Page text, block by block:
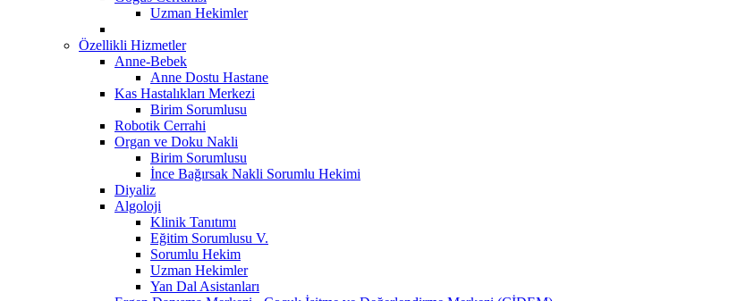
Uzman Hekimler
Özellikli Hizmetler
Anne-Bebek
Anne Dostu Hastane
Kas Hastalıkları Merkezi
Birim Sorumlusu
Robotik Cerrahi
Organ ve Doku Nakli
Birim Sorumlusu
İnce Bağırsak Nakli Sorumlu Hekimi
Diyaliz
Algoloji
Klinik Tanıtımı
Eğitim Sorumlusu V.
Sorumlu Hekim
Uzman Hekimler
Yan Dal Asistanları